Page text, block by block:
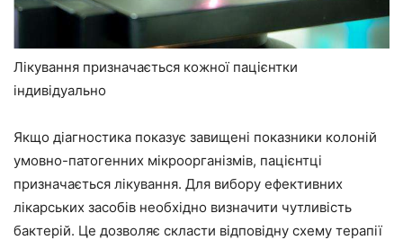
Лікування призначається кожної пацієнтки
індивідуально
Якщо діагностика показує завищені показники колоній
умовно-патогенних мікроорганізмів, пацієнтці
призначається лікування. Для вибору ефективних
лікарських засобів необхідно визначити чутливість
бактерій. Це дозволяє скласти відповідну схему терапії